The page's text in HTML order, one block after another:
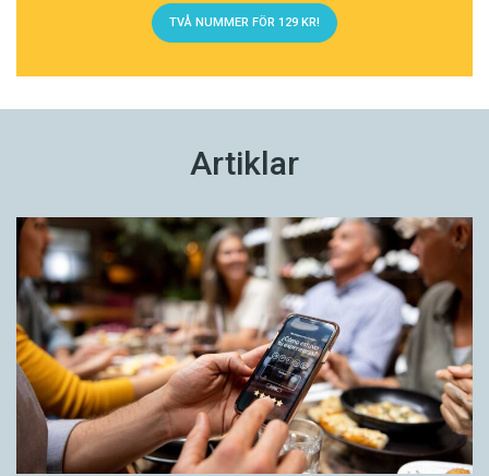
TVÅ NUMMER FÖR 129 KR!
Artiklar